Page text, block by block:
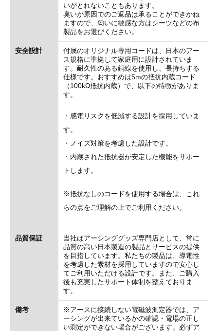
いがとれないこともあります。
臭いが原因でのご返品は承ることができかね
ますので、匂いに敏感な方はシーツなどの布
製品をお選びください。
安全設計
付属のオリジナル専用コードは、日本のアー
ス規格に準拠して家庭用に設計されていま
す。耐久性のある銅線を使用し、長持ちする
仕様です。おすすめは5mの抵抗内蔵コード
（100kΩ抵抗内蔵）で、以下の特徴がありま
す。
・感電リスクを低減する設計を採用していま
す。
・ノイズ対策を考慮した設計です。
・内蔵された抵抗器が安定した機能をサポー
トします。
※抵抗なしのコードを使用する場合は、これ
らの点をご理解の上でご利用ください。
品質保証
当社はアーシンググッズ専門店として、常に
品質の高い日本製造の製品とサービスの提供
を目指しています。私たちの製品は、導電性
を考慮した素材を採用していますので安心し
てご利用いただける設計です。また、ご購入
後も充実したサポート体制を整えておりま
す。
備考
※アースに接続しない電磁波測定器では、ア
ーシングが出来ているかの確認・電場の正し
い測定ができない場合がございます。必ずア